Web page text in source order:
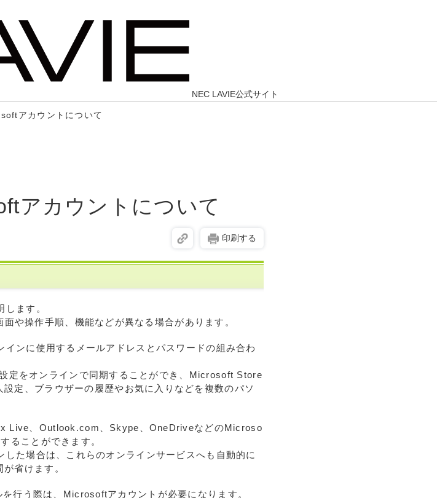
NEC LAVIE公式サイト
アカウントについて
アカウントについて
印刷する
ます。
や操作手順、機能などが異なる場合があります。
ンに使用するメールアドレスとパスワードの組み合わ
定をオンラインで同期することができ、Microsoft Store
定、ブラウザーの履歴やお気に入りなどを複数のパソ
Live、Outlook.com、Skype、OneDriveなどのMicroso
ることができます。
た場合は、これらのオンラインサービスへも自動的に
省けます。
行う際は、Microsoftアカウントが必要になります。